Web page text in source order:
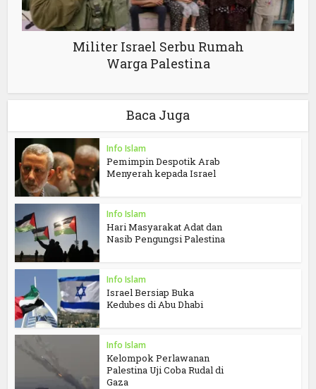
Militer Israel Serbu Rumah
Warga Palestina
Baca Juga
Info Islam
Pemimpin Despotik Arab
Menyerah kepada Israel
Info Islam
Hari Masyarakat Adat dan
Nasib Pengungsi Palestina
Info Islam
Israel Bersiap Buka
Kedubes di Abu Dhabi
Info Islam
Kelompok Perlawanan
Palestina Uji Coba Rudal di
Gaza